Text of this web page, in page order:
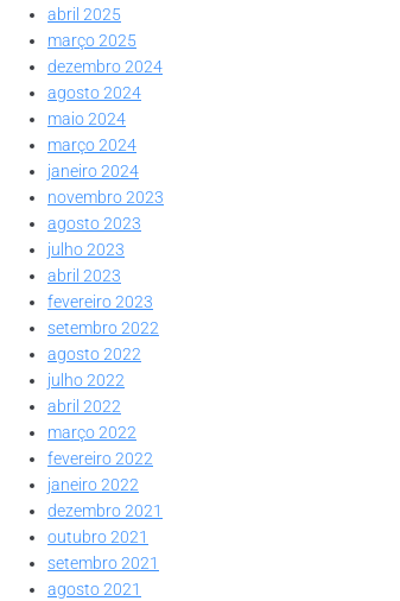
abril 2025
março 2025
dezembro 2024
agosto 2024
maio 2024
março 2024
janeiro 2024
novembro 2023
agosto 2023
julho 2023
abril 2023
fevereiro 2023
setembro 2022
agosto 2022
julho 2022
abril 2022
março 2022
fevereiro 2022
janeiro 2022
dezembro 2021
outubro 2021
setembro 2021
agosto 2021